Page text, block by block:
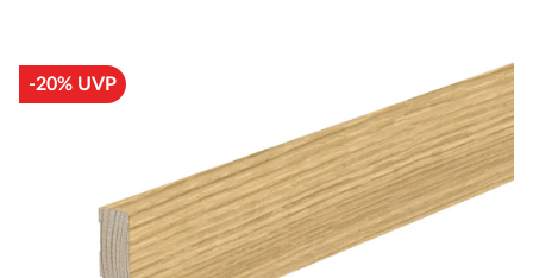
-20% UVP